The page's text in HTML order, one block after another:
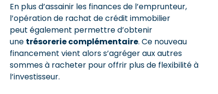
En plus d’assainir les finances de l’emprunteur,
l’opération de rachat de crédit immobilier
peut également permettre d’obtenir
une trésorerie complémentaire. Ce nouveau
financement vient alors s’agréger aux autres
sommes à racheter pour offrir plus de flexibilité à
l’investisseur.